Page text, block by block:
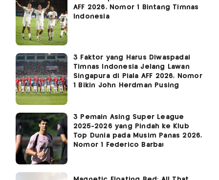
AFF 2026, Nomor 1 Bintang Timnas
Indonesia
3 Faktor yang Harus Diwaspadai
Timnas Indonesia Jelang Lawan
Singapura di Piala AFF 2026, Nomor
1 Bikin John Herdman Pusing
3 Pemain Asing Super League
2025-2026 yang Pindah ke Klub
Top Dunia pada Musim Panas 2026,
Nomor 1 Federico Barba!